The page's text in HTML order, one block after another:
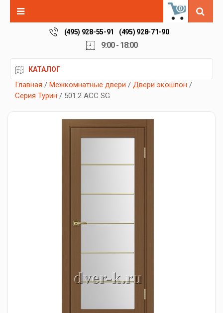
0
(495) 928-55-91 (495) 928-71-90
9:00 - 18:00
КАТАЛОГ
Главная / Межкомнатные двери / Двери экошпон /
Серия Турин / 501.2 АСС SG